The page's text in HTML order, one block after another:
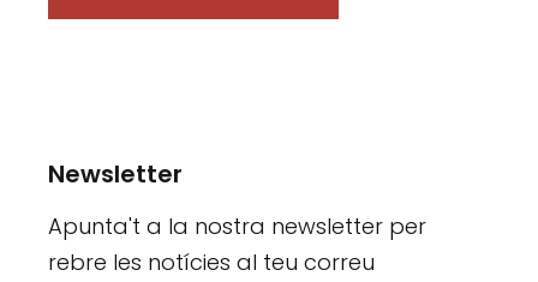
Newsletter
Apunta't a la nostra newsletter per
rebre les notícies al teu correu